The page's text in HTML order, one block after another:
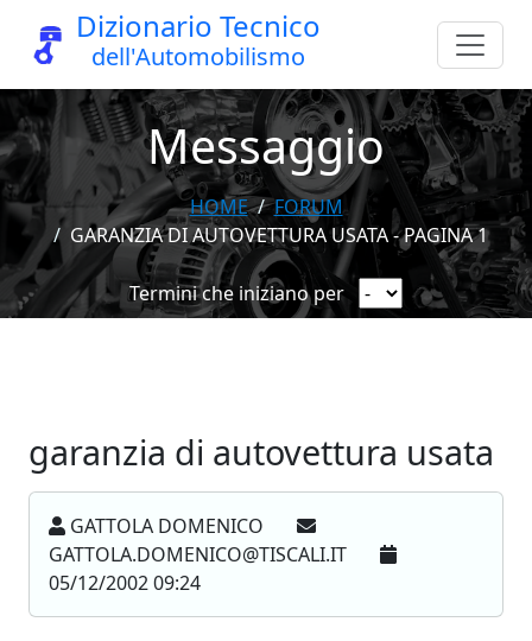
Dizionario Tecnico
dell'Automobilismo
Messaggio
HOME
FORUM
GARANZIA DI AUTOVETTURA USATA - PAGINA 1
Termini che iniziano per
garanzia di autovettura usata
GATTOLA DOMENICO
GATTOLA.DOMENICO@TISCALI.IT
05/12/2002 09:24